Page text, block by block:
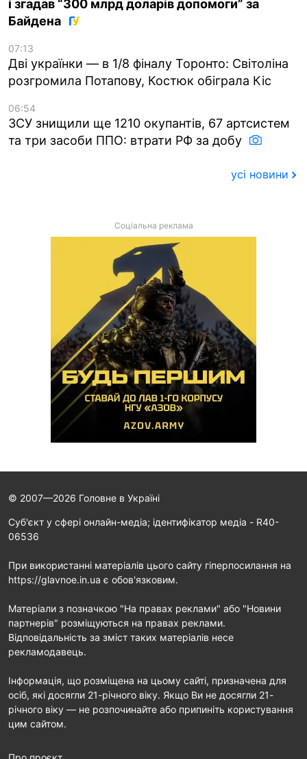
і згадав “300 млрд доларів допомоги” за
Байдена
07:13
Дві українки — в 1/8 фіналу Торонто: Світоліна
розгромила Потапову, Костюк обіграла Кіс
06:54
ЗСУ знищили ще 1210 окупантів, 67 артсистем
та три засоби ППО: втрати РФ за добу
усі новини
Соціальна реклама
© 2007—2026 Головне в Україні
Cуб'єкт у сфері онлайн-медіа; ідентифікатор медіа - R40-
06536
При використанні матеріалів цього сайту гіперпосилання на
https://glavnoe.in.ua є обов'язковим.
Матеріали з позначкою "На правах реклами" або "Новини
партнерів" розміщуються на правах реклами.
Відповідальність за зміст таких матеріалів несе
рекламодавець.
Інформація, що розміщена на цьому сайті, призначена для
осіб, які досягли 21-річного віку. Якщо Ви не досягли 21-
річного віку — не розпочинайте або припиніть користування
цим сайтом.